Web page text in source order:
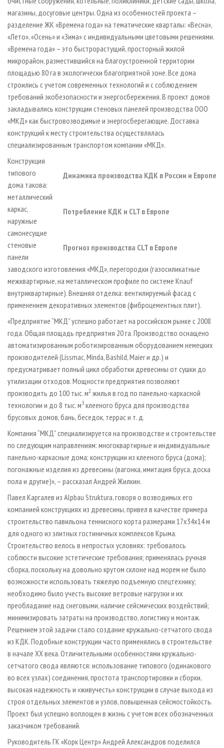
магазины, досуговые центры. Одна из особенностей проекта –
разделение ЖК «Времена года» на тематические кварталы: «Весна»,
«Лето», «Осень» и «Зима» с индивидуальными цветовыми решениями.
«Времена года» – это быстрорастущий, просторный жилой
микрорайон, разместившийся на благоустроенной территории
площадью 80 га в экологически благоприятной зоне. Все дома
строились с учетом современных технологий и с соблюдением
требований экобезопасности и энергосбережения. В проект домов
закладывались конструкции стеновых панелей производства ООО
«МКД» как быстровозводимые и энергосберегающие. Доставка
конструкций к месту строительства осуществлялась
специализированным транспортом компании «МКД».
Динамика производства КДК в России и Европе
Потребление КДК и CLT в Европе
Прогноз производства CLT в Европе
Конструкция
типового
дома такова:
металлический
каркас,
наружные
самонесущие
стеновые
панели
заводского изготовления «МКД», перегородки (газосиликатные
межквартирные, на металлическом профиле по системе Knauf
внутриквартирные). Внешняя отделка: вентилируемый фасад с
применением декоративных элементов (фиброцементных плит).
«Предприятие “МКД” успешно работает на российском рынке с 2008
года. Общая площадь предприятия 20 га. Производство оснащено
автоматизированным роботизированным оборудованием немецких
производителей (Lissmac, Minda, Bashild, Maier и др.) и
предусматривает полный цикл обработки древесины от сушки до
утилизации отходов. Мощности предприятия позволяют
производить до 100 тыс. м2 жилья в год по панельно-каркасной
технологии и до 8 тыс. м3 клееного бруса для производства
брусовых домов, бань, беседок, террас и т. д.
Компания “МКД” специализируется на производстве и строительстве
по следующим направлениям: многоквартирные и индивидуальные
панельно-каркасные дома; конструкции из клееного бруса (дома);
погонажные изделия из древесины (вагонка, имитация бруса, доска
пола и другие)», – рассказал Андрей Жилкин.
Павел Каргалев из Alpbau Struktura, говоря о возводимых его
компанией конструкциях из древесины, привел в качестве примера
строительство павильона теннисного корта размерами 17х34х14 м
для одного из элитных гостиничных комплексов Крыма.
Строительство велось в непростых условиях: требовалось
соблюсти высокие эстетические требования; применялась ручная
сборка, поскольку на довольно крутом склоне над морем не было
возможности использовать тяжелую подъемную спецтехнику;
необходимо было учесть высокие ветровые нагрузки и их
преобладание над снеговыми, наличие сейсмических воздействий;
минимизировать затраты на производство, логистику и монтаж.
Решением этой задачи стало создание кружально-сетчатого свода
из КДК. Подобные конструкции часто применялись в строительстве
в начале XX века. Отличительными особенностями кружально-
сетчатого свода являются: использование типового (одинакового
во всех узлах) соединения, простота транспортировки и сборки,
высокая надежность и «живучесть» конструкции в случае выхода из
строя отдельных элементов и узлов, повышенная сейсмостойкость.
Проект был успешно воплощен в жизнь с учетом всех обозначенных
заказчиком требований.
Руководитель ГК «Корк Центр» Андрей Александров поделился